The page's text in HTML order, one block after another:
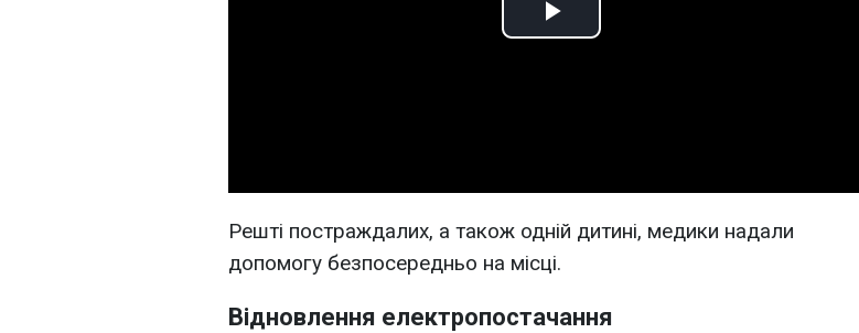
Play
Решті постраждалих, а також одній дитині, медики надали
допомогу безпосередньо на місці.
Відновлення електропостачання